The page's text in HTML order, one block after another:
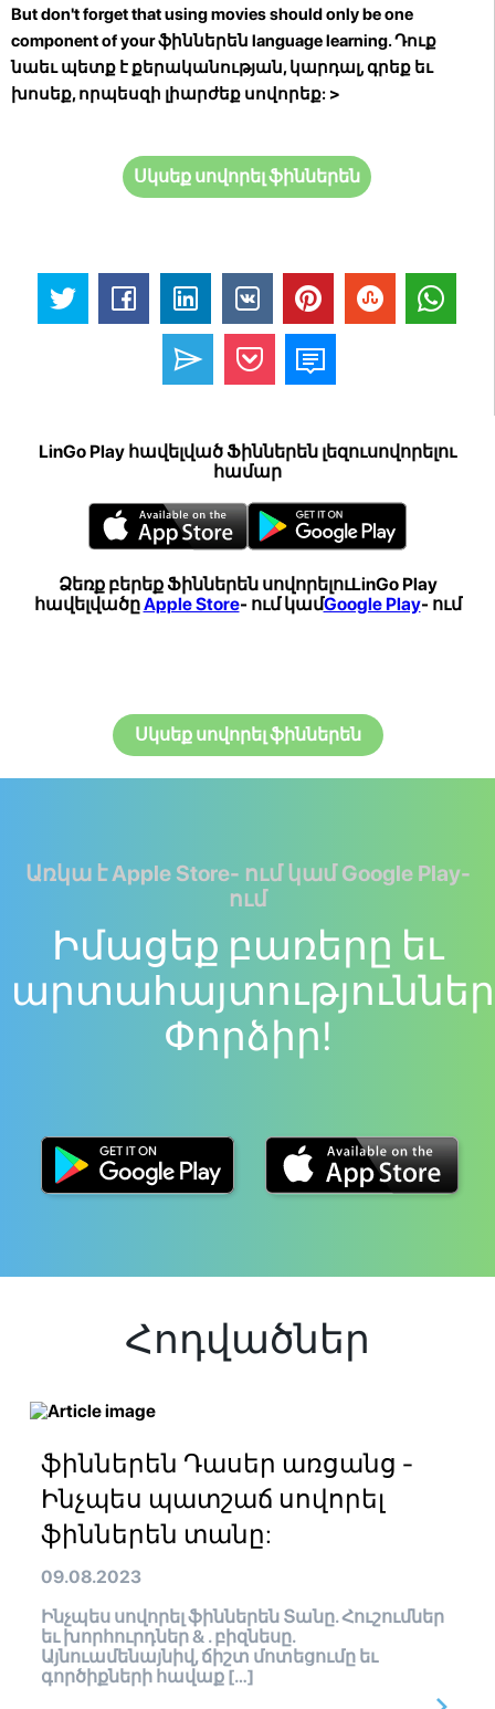
But don't forget that using movies should only be one
component of your ֆիններեն language learning. Դուք
նաեւ պետք է քերականության, կարդալ, գրեք եւ
խոսեք, որպեսզի լիարժեք սովորեք: >
Սկսեք սովորել ֆիններեն
LinGo Play հավելված Ֆիններեն լեզուսովորելու
համար
Ձեռք բերեք Ֆիններեն սովորելուLinGo Play
հավելվածըApple Store- ում կամGoogle Play- ում
Սկսեք սովորել ֆիններեն
Առկա է Apple Store- ում կամ Google Play-
ում
Իմացեք բառերը եւ
Փորձիր!
Հոդվածներ
ֆիններեն Դասեր առցանց -
Ինչպես պատշաճ սովորել
ֆիններեն տանը:
09.08.2023
Ինչպես սովորել ֆիններեն Տանը. Հուշումներ
եւ խորհուրդներ & . բիզնեսը.
Այնուամենայնիվ, ճիշտ մոտեցումը եւ
գործիքների հավաք […]